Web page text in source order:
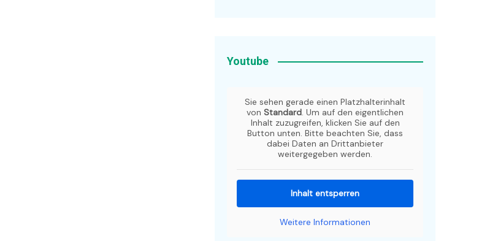
Youtube
Sie sehen gerade einen Platzhalterinhalt
von Standard. Um auf den eigentlichen
Inhalt zuzugreifen, klicken Sie auf den
Button unten. Bitte beachten Sie, dass
dabei Daten an Drittanbieter
weitergegeben werden.
Inhalt entsperren
Weitere Informationen